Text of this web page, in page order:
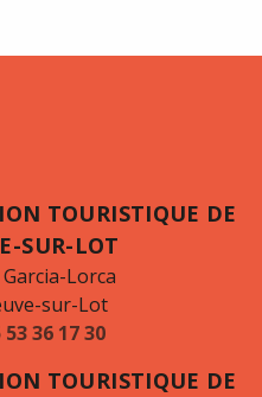
TOURISTIQUE DE
SUR-LOT
Lorca
sur-Lot
36 17 30
TOURISTIQUE DE